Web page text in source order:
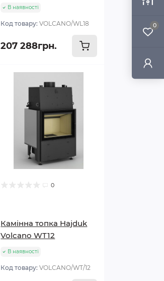
0
В наявності
Код товару:VOLCANO/WL18
207 288грн.
0
Камінна топка Hajduk
Volcano WT12
В наявності
Код товару:VOLCANO/WT/12